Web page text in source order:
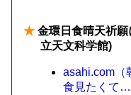
★ 金環日食晴天祈
立天文科学館)
asahi.com（
食見たくて